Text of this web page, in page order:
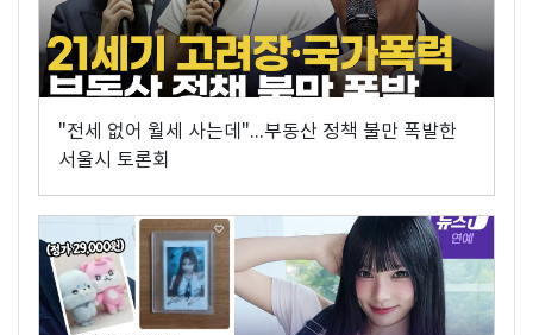
"전세 없어 월세 사는데"...부동산 정책 불만 폭발한
서울시 토론회